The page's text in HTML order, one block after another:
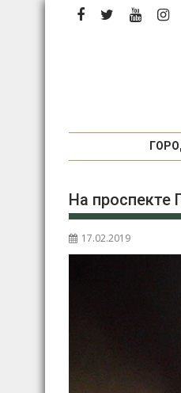
На проспекте
17.02.2019